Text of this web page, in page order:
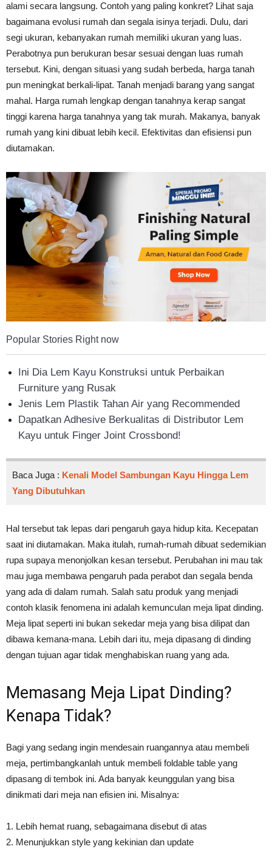
&
Tahan
Lama
alami secara langsung. Contoh yang paling konkret? Lihat saja
bagaimana evolusi rumah dan segala isinya terjadi. Dulu, dari
segi ukuran, kebanyakan rumah memiliki ukuran yang luas.
Perabotnya pun berukuran besar sesuai dengan luas rumah
tersebut. Kini, dengan situasi yang sudah berbeda, harga tanah
pun meningkat berkali-lipat. Tanah menjadi barang yang sangat
mahal. Harga rumah lengkap dengan tanahnya kerap sangat
tinggi karena harga tanahnya yang tak murah. Makanya, banyak
rumah yang kini dibuat lebih kecil. Efektivitas dan efisiensi pun
diutamakan.
Popular Stories Right now
Ini Dia Lem Kayu Konstruksi untuk Perbaikan
Furniture yang Rusak
Jenis Lem Plastik Tahan Air yang Recommended
Dapatkan Adhesive Berkualitas di Distributor Lem
Kayu untuk Finger Joint Crossbond!
Baca Juga : Kenali Model Sambungan Kayu Hingga Lem
Yang Dibutuhkan
Hal tersebut tak lepas dari pengaruh gaya hidup kita. Kecepatan
saat ini diutamakan. Maka itulah, rumah-rumah dibuat sedemikian
rupa supaya menonjolkan kesan tersebut. Perubahan ini mau tak
mau juga membawa pengaruh pada perabot dan segala benda
yang ada di dalam rumah. Salah satu produk yang menjadi
contoh klasik fenomena ini adalah kemunculan meja lipat dinding.
Meja lipat seperti ini bukan sekedar meja yang bisa dilipat dan
dibawa kemana-mana. Lebih dari itu, meja dipasang di dinding
dengan tujuan agar tidak menghabiskan ruang yang ada.
Memasang Meja Lipat Dinding?
Kenapa Tidak?
Bagi yang sedang ingin mendesain ruangannya atau membeli
meja, pertimbangkanlah untuk membeli foldable table yang
dipasang di tembok ini. Ada banyak keunggulan yang bisa
dinikmati dari meja nan efisien ini. Misalnya:
1. Lebih hemat ruang, sebagaimana disebut di atas
2. Menunjukkan style yang kekinian dan update